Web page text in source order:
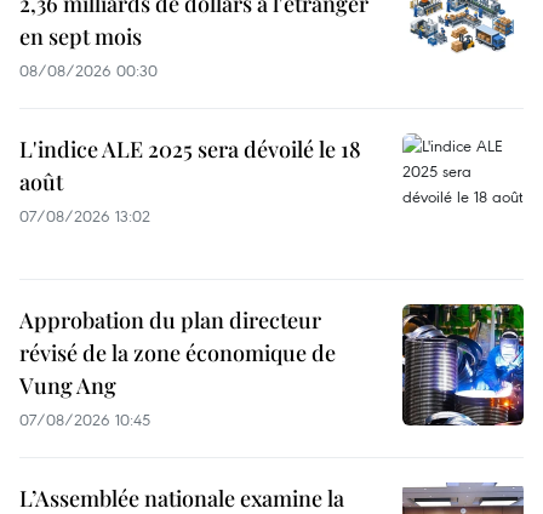
en sept mois
08/08/2026 00:30
L'indice ALE 2025 sera dévoilé le 18
août
07/08/2026 13:02
Approbation du plan directeur
révisé de la zone économique de
Vung Ang
07/08/2026 10:45
L’Assemblée nationale examine la